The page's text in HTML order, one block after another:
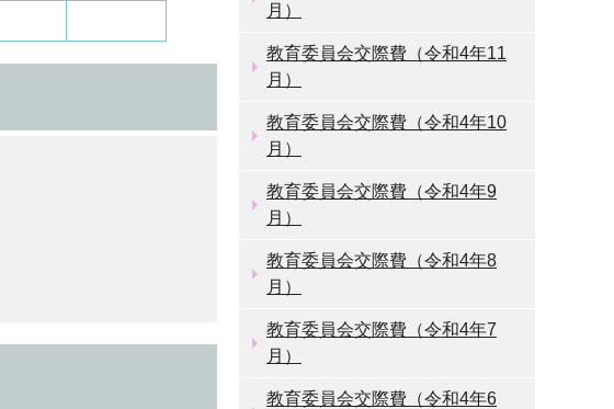
月）
教育委員会交際費（令和4年11
月）
教育委員会交際費（令和4年10
月）
教育委員会交際費（令和4年9
月）
教育委員会交際費（令和4年8
月）
教育委員会交際費（令和4年7
月）
教育委員会交際費（令和4年6